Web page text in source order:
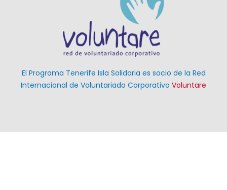
El Programa Tenerife Isla Solidaria es socio de la Red
Internacional de Voluntariado Corporativo Voluntare